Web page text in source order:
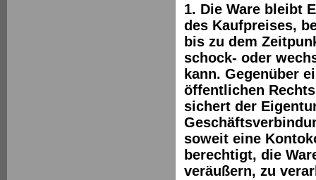
1. Die Ware bleibt
des Kaufpreises,
bis zu dem
schock- oder
kann. Gegenüber
öffentlichen
sichert der
soweit eine
berechtigt, die
veräußern, zu